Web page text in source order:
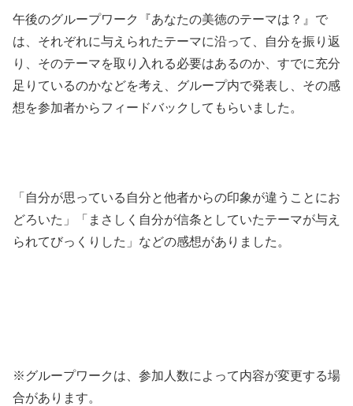
午後のグループワーク『あなたの美徳のテーマは？』で
は、それぞれに与えられたテーマに沿って、自分を振り返
り、そのテーマを取り入れる必要はあるのか、すでに充分
足りているのかなどを考え、グループ内で発表し、その感
想を参加者からフィードバックしてもらいました。
「自分が思っている自分と他者からの印象が違うことにお
どろいた」「まさしく自分が信条としていたテーマが与え
られてびっくりした」などの感想がありました。
※グループワークは、参加人数によって内容が変更する場
合があります。